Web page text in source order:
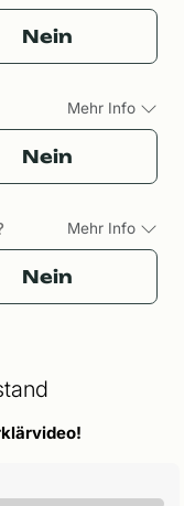
Nein
Mehr Info
Nein
Mehr Info
Nein